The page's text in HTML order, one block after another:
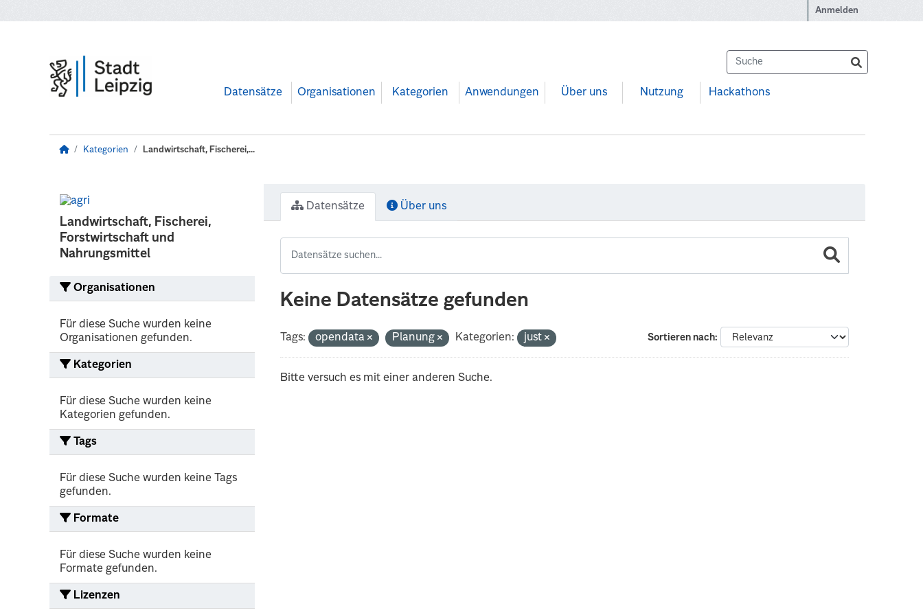
Anmelden
Datensätze Organisationen Kategorien Anwendungen Über uns Nutzung Hackathons
Kategorien Landwirtschaft, Fischerei,...
Landwirtschaft, Fischerei,
Forstwirtschaft und
Nahrungsmittel
Organisationen
Für diese Suche wurden keine
Organisationen gefunden.
Kategorien
Für diese Suche wurden keine
Kategorien gefunden.
Tags
Für diese Suche wurden keine Tags
gefunden.
Formate
Für diese Suche wurden keine
Formate gefunden.
Lizenzen
Datensätze Über uns
Keine Datensätze gefunden
Sortieren nach
Tags: opendata Planung Kategorien: just
Bitte versuch es mit einer anderen Suche.